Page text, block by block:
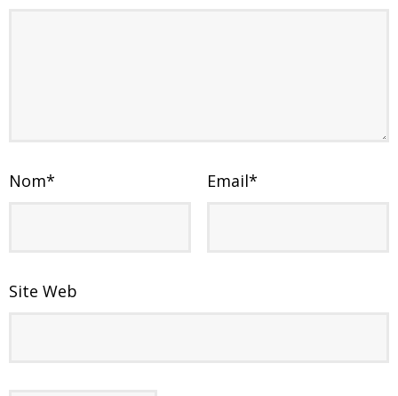
Nom* Email*
Site Web